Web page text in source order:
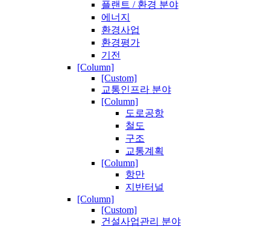
플랜트 / 환경 분야
에너지
환경사업
환경평가
기전
[Column]
[Custom]
교통인프라 분야
[Column]
도로공항
철도
구조
교통계획
[Column]
항만
지반터널
[Column]
[Custom]
건설사업관리 분야